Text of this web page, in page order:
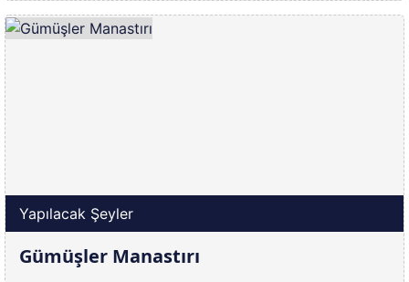
Yapılacak Şeyler
Gümüşler Manastırı